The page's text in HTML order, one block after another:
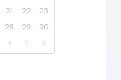
21 22
23
28 29
30
4 5 6